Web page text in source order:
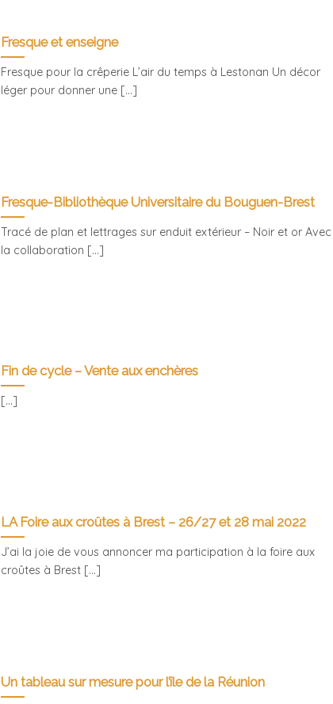
Fresque et enseigne
Fresque pour la crêperie L’air du temps à Lestonan Un décor
léger pour donner une [...]
Fresque-Bibliothèque Universitaire du Bouguen-Brest
Tracé de plan et lettrages sur enduit extérieur – Noir et or Avec
la collaboration [...]
Fin de cycle – Vente aux enchères
[...]
LA Foire aux croûtes à Brest – 26/27 et 28 mai 2022
J’ai la joie de vous annoncer ma participation à la foire aux
croûtes à Brest [...]
Un tableau sur mesure pour l’île de la Réunion